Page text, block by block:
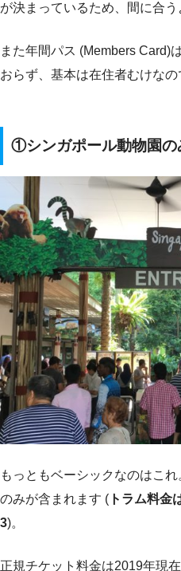
が決まっているため、間に合う
また年間パス (Members Card)
おらず、基本は在住者むけなの
①シンガポール動物園の
もっともベーシックなのはこ
のみが含まれます ( トラム料金
3)。
正規チケット料金は2019年現